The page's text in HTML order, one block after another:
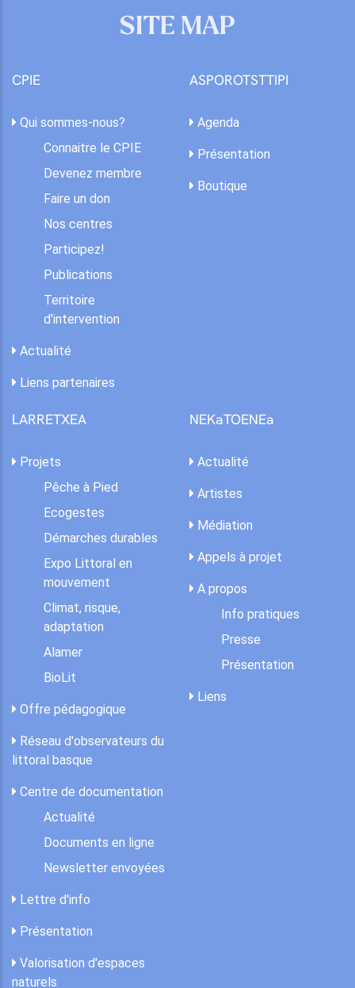
SITE MAP
CPIE
Qui sommes-nous?
Connaitre le CPIE
Devenez membre
Faire un don
Nos centres
Participez!
Publications
Territoire
d'intervention
Actualité
Liens partenaires
ASPOROTSTTIPI
Agenda
Présentation
Boutique
LARRETXEA
Projets
Pêche à Pied
Ecogestes
Démarches durables
Expo Littoral en
mouvement
Climat, risque,
adaptation
Alamer
BioLit
Offre pédagogique
Réseau d'observateurs du
littoral basque
Centre de documentation
Actualité
Documents en ligne
Newsletter envoyées
Lettre d'info
Présentation
Valorisation d'espaces
naturels
NEKaTOENEa
Actualité
Artistes
Médiation
Appels à projet
A propos
Info pratiques
Presse
Présentation
Liens